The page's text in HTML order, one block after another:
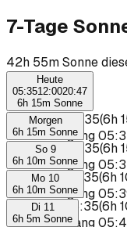
7-Tage
42h 55m Sonne
Heute
05:3512:0020:47
6h 15m Sonne
☀ 09:20– 15:35(6h
Sonnenaufgang
Morgen
6h 15m Sonne
☀ 09:20– 15:35(6h
Sonnenaufgang
So 9
6h 10m Sonne
☀ 09:25– 15:35(6h
Sonnenaufgang
Mo 10
6h 10m Sonne
☀ 09:25– 15:35(6h
Sonnenaufgang
Di 11
6h 5m Sonne